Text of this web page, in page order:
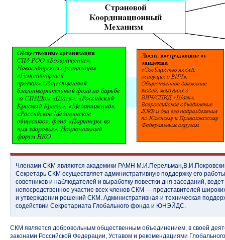
Членами СКМ являются академики РАМН
Секретарь СКМ осуществляет административную поддержку его
советников и наблюдателей и выработку повестки дня заседаний,
непосредственное участие всех членов СКМ — представителей
и утверждении решений СКМ. Административная и техническая
содействии Секретариата Глобального фонда и ЮНЭЙДС.
СКМ является добровольным общественным объединением, в своей
законами Российской Федерации, Уставом и рекомендациями